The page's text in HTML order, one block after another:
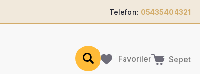
Telefon: 05435404321
Favoriler Sepet